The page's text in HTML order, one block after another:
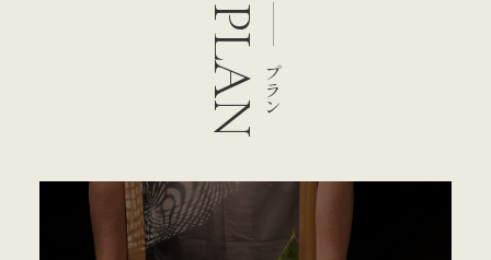
PLAN プラン